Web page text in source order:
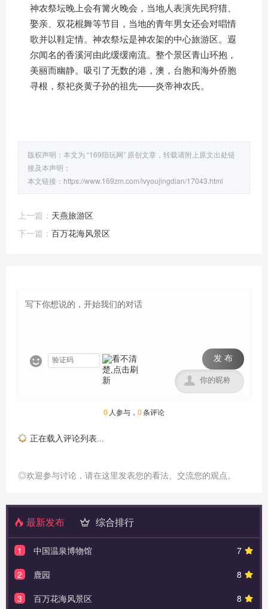
神农祭坛晚上会有篝火晚会，当地人表演先民狩猎、
娶亲、双花棍舞等节目，当地的青年男女还会对唱情
歌并以鞋定情。神农祭坛是神农架的中心旅游区。遐
尔闻名的香溪河由此缓缓南流。整个景区青山环抱，
美丽而幽静。吸引了无数的港，澳，台胞和海外侨胞
寻根，祭祀炎黄子孙的祖先——炎帝神农氏。
版权声明：本文为 “169陪玩网” 原创文章，转载请附上原文出处链
接及本声明；
本文链接： https://www.169zm.com/lvyoujingdian/17043.html
上一篇： 天燕旅游区
下一篇： 百万花海风景区
 发 布

0 人参与， 0条评论
正在载入评论列表...
◎欢迎参与讨论，请在这里发表您的看法、交流您的观点。
最新发布 综合排行
7
1
中国温泉博物馆
8
2
鹿园
8
3
百万花海风景区